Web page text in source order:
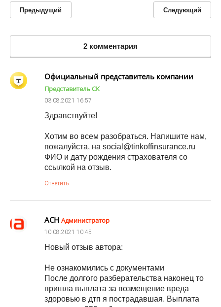
Предыдущий Следующий
2 комментария
Официальный представитель компании
Представитель СК
03.08.2021 16:57
Здравствуйте!
Хотим во всем разобраться. Напишите нам,
пожалуйста, на social@tinkoffinsurance.ru
ФИО и дату рождения страхователя со
ссылкой на отзыв.
Ответить
АСН Администратор
10.08.2021 10:45
Новый отзыв автора:
Не ознакомились с документами
После долгого разберательства наконец то
пришла выплата за возмещение вреда
здоровью в дтп я пострадавшая. Выплата